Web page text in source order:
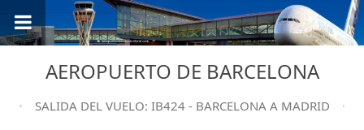
AEROPUERTO DE BARCELONA
SALIDA DEL VUELO: IB424 - BARCELONA A MADRID